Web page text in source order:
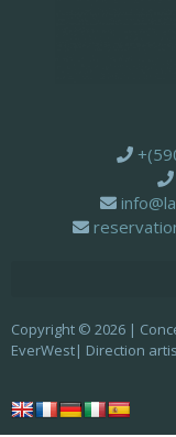
Copyright © 2026 |
EverWest| Direction